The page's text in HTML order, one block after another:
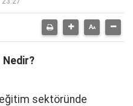
Nedir?
eğitim sektöründe